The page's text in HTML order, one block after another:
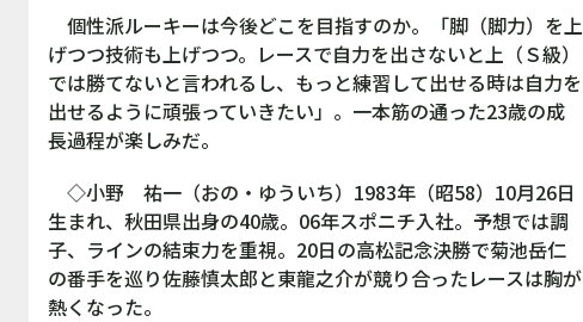
個性派ルーキーは今後どこを目指すのか。「脚（脚力）を上
げつつ技術も上げつつ。レースで自力を出さないと上（Ｓ級）
では勝てないと言われるし、もっと練習して出せる時は自力を
出せるように頑張っていきたい」。一本筋の通った23歳の成
長過程が楽しみだ。
◇小野 祐一（おの・ゆういち）1983年（昭58）10月26日
生まれ、秋田県出身の40歳。06年スポニチ入社。予想では調
子、ラインの結束力を重視。20日の高松記念決勝で菊池岳仁
の番手を巡り佐藤慎太郎と東龍之介が競り合ったレースは胸が
熱くなった。